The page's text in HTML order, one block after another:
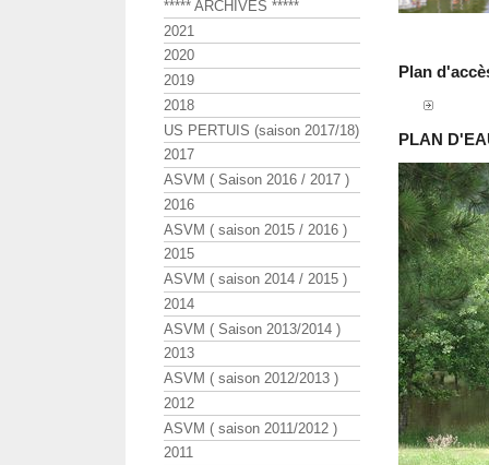
Plan
PLAN
***** ARCHIVES *****
2021
2020
2019
2018
US PERTUIS (saison 2017/18)
2017
ASVM ( Saison 2016 / 2017 )
2016
ASVM ( saison 2015 / 2016 )
2015
ASVM ( saison 2014 / 2015 )
2014
ASVM ( Saison 2013/2014 )
2013
ASVM ( saison 2012/2013 )
2012
ASVM ( saison 2011/2012 )
2011